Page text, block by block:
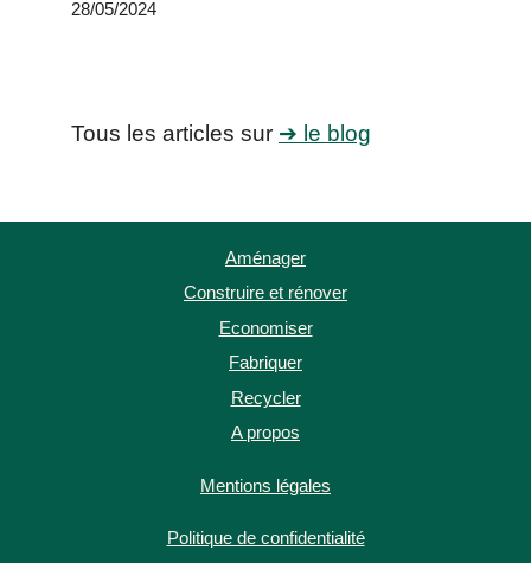
28/05/2024
Tous les articles sur ➔ le blog
Aménager
Construire et rénover
Economiser
Fabriquer
Recycler
A propos
Mentions légales
Politique de confidentialité